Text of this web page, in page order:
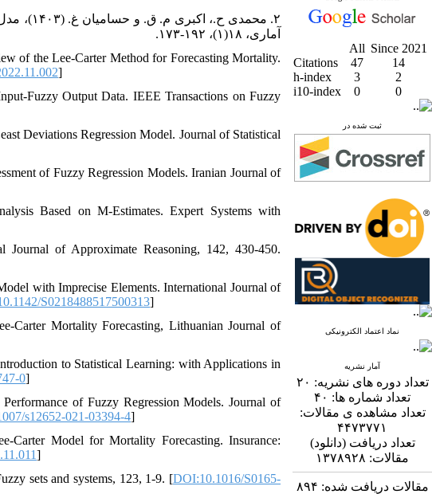
All Since 2021
Citations
47
14
h-index
3
2
i10-index
0 0
ثبت شده در
نماد اعتماد الکترونیکی
آمار نشریه
تعداد دوره های نشریه: ۲۰
تعداد شماره ها: ۴۰
تعداد مشاهده ی مقالات:
۴۴۷۳۷۷۱
تعداد دریافت (دانلود)
مقالات: ۱۳۷۸۹۲۸
مقالات دریافت شده: ۸۹۴
۲.
آﻣﺎری، ۱۸(۱)، ۱۹۲-۱۷۳.
of the Lee-Carter Method for Forecasting Mortality.
]
Fuzzy Output Data. IEEE Transactions on Fuzzy
Deviations Regression Model. Journal of Statistical
of Fuzzy Regression Models. Iranian Journal of
Based on M-Estimates. Expert Systems with
of Approximate Reasoning, 142, 430-450.
with Imprecise Elements. International Journal of
S0218488517500313]
Carter Mortality Forecasting, Lithuanian Journal of
to Statistical Learning: with Applications in
0]
of Fuzzy Regression Models. Journal of
s12652-021-03394-4]
Model for Mortality Forecasting. Insurance:
]
sets and systems, 123, 1-9. [DOI:10.1016/S0165-